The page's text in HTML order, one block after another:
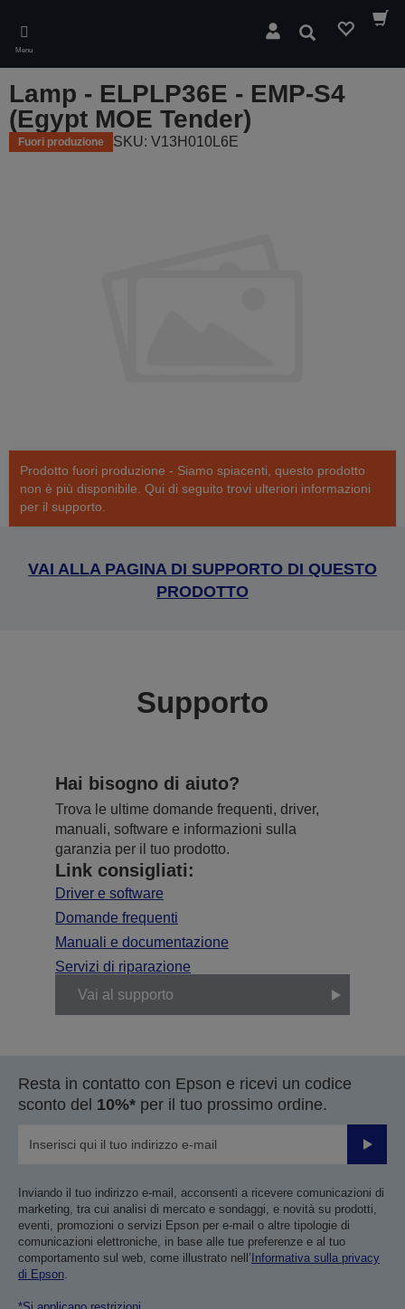
main
content
Menu
Cerca
Lamp - ELPLP36E - EMP-S4
(Egypt MOE Tender)
Fuori produzione SKU: V13H010L6E
Prodotto fuori produzione - Siamo spiacenti, questo prodotto
non è più disponibile. Qui di seguito trovi ulteriori informazioni
per il supporto.
VAI ALLA PAGINA DI SUPPORTO DI QUESTO
PRODOTTO
Supporto
Hai bisogno di aiuto?
Trova le ultime domande frequenti, driver,
manuali, software e informazioni sulla
garanzia per il tuo prodotto.
Link consigliati:
Driver e software
Domande frequenti
Manuali e documentazione
Servizi di riparazione
Vai al supporto
Resta in contatto con Epson e ricevi un codice
sconto del 10%* per il tuo prossimo ordine.
Invia
Inviando il tuo indirizzo e-mail, acconsenti a ricevere comunicazioni di
marketing, tra cui analisi di mercato e sondaggi, e novità su prodotti,
eventi, promozioni o servizi Epson per e-mail o altre tipologie di
comunicazioni elettroniche, in base alle tue preferenze e al tuo
comportamento sul web, come illustrato nell’ Informativa sulla privacy
di Epson.